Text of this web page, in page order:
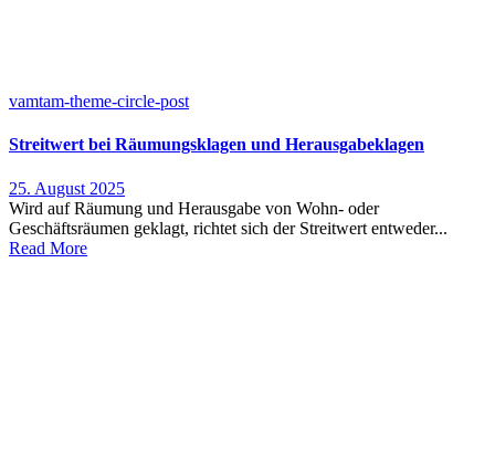
vamtam-theme-circle-post
Streitwert bei Räumungsklagen und Herausgabeklagen
25. August 2025
Wird auf Räumung und Herausgabe von Wohn- oder
Geschäftsräumen geklagt, richtet sich der Streitwert entweder...
Read More